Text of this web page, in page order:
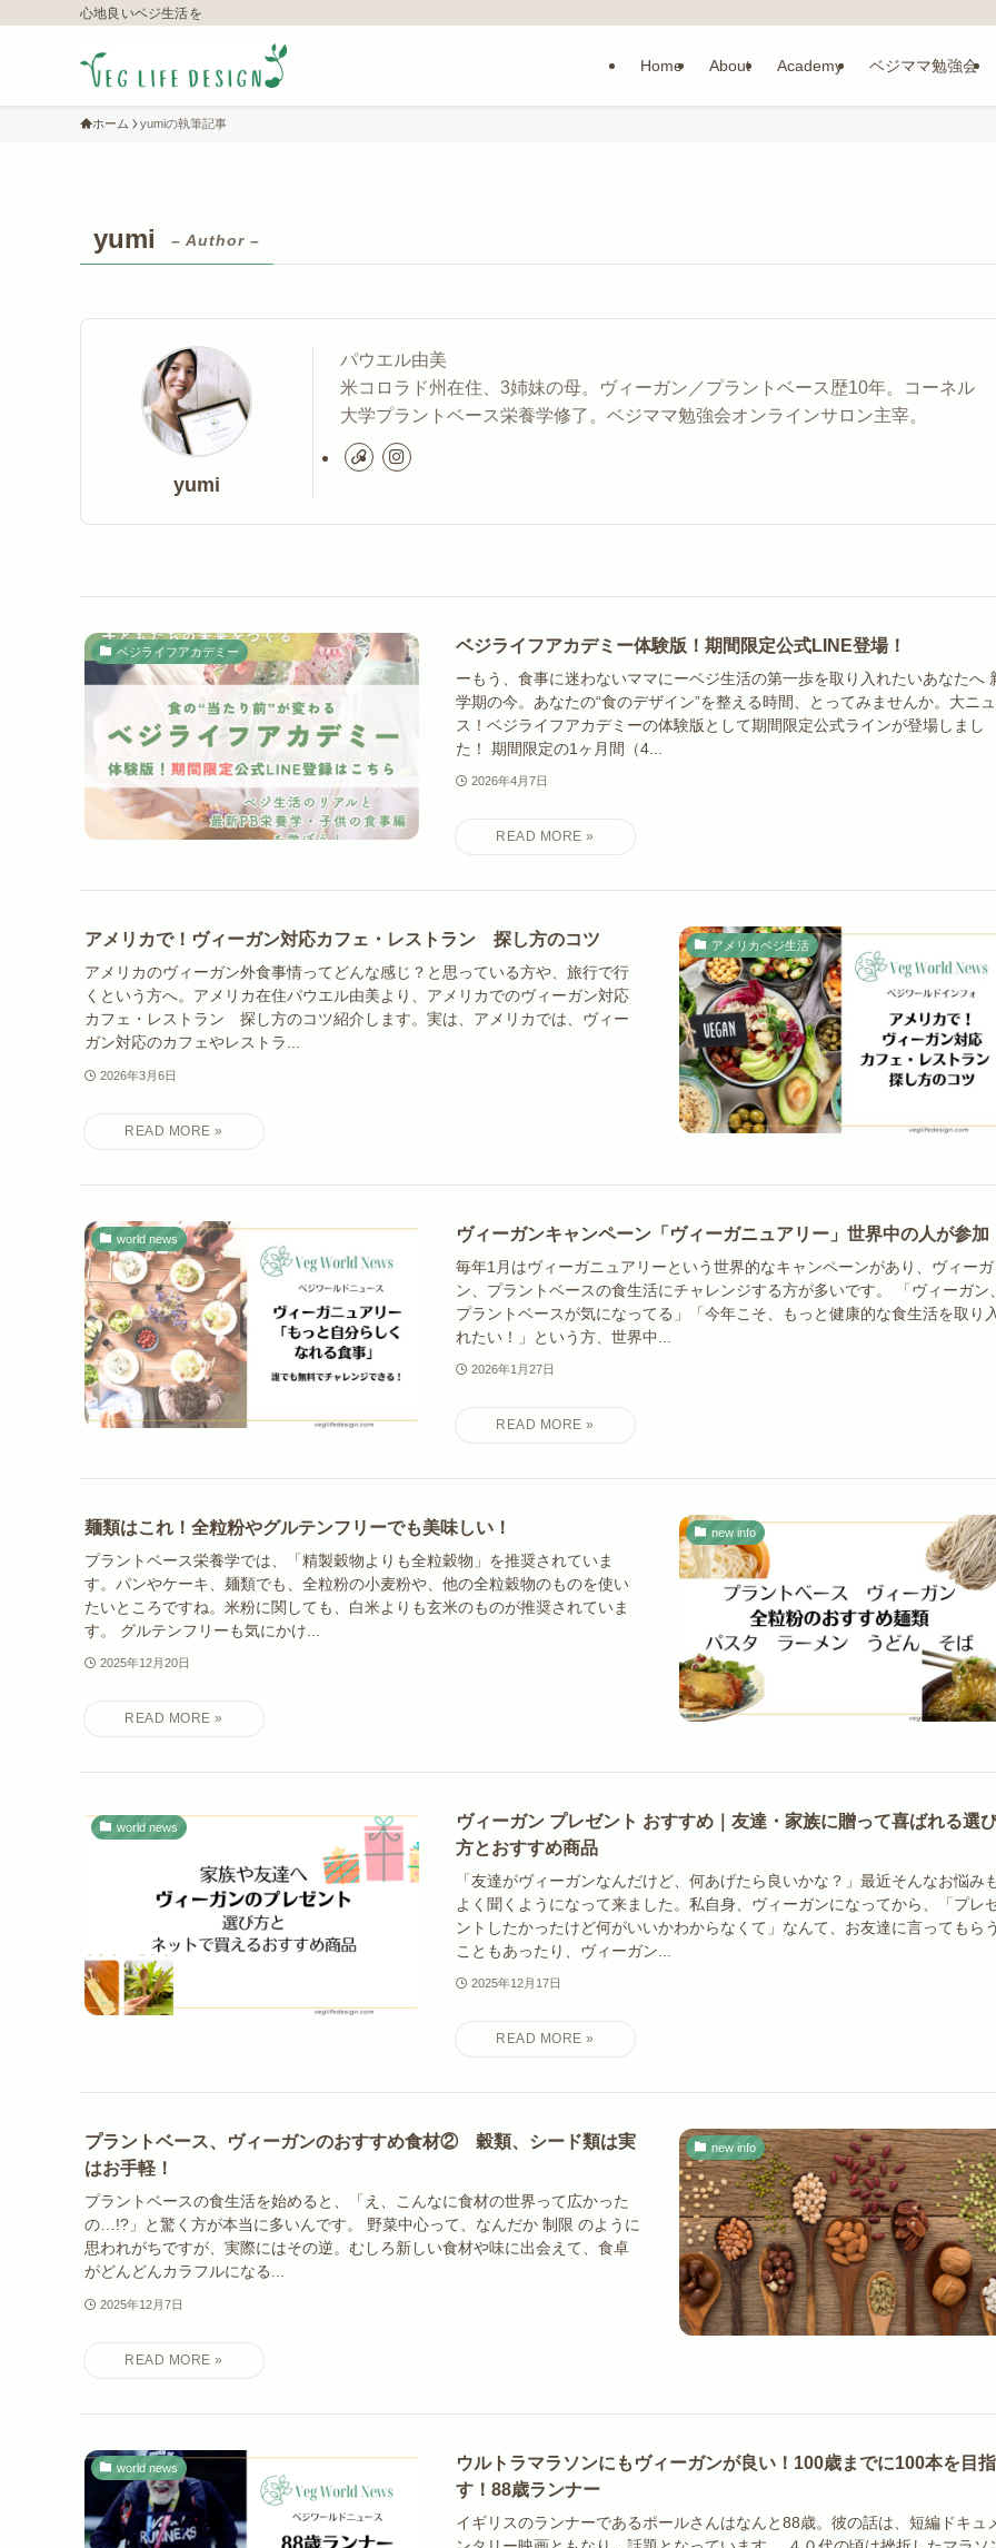
心地良いベジ生活を
Home About Academy ベジママ勉強会
ホーム yumiの執筆記事
yumi – Author –
yumi
パウエル由美
米コロラド州在住、3姉妹の母。ヴィーガン／プラントベース歴10年。コーネル
大学プラントベース栄養学修了。ベジママ勉強会オンラインサロン主宰。
ベジライフアカデミー ベジライフアカデミー体験版！期間限定公式LINE登場！
ーもう、食事に迷わないママにーベジ生活の第一歩を取り入れたいあなたへ
学期の今。あなたの“食のデザイン”を整える時間、とってみませんか。大ニ
ス！ベジライフアカデミーの体験版として期間限定公式ラインが登場しまし
た！ 期間限定の1ヶ月間（4...
2026年4月7日
アメリカベジ生活
アメリカで！ヴィーガン対応カフェ・レストラン 探し方のコツ
アメリカのヴィーガン外食事情ってどんな感じ？と思っている方や、旅行で行
くという方へ。アメリカ在住パウエル由美より、アメリカでのヴィーガン対応
カフェ・レストラン 探し方のコツ紹介します。実は、アメリカでは、ヴィー
ガン対応のカフェやレストラ...
2026年3月6日
world news ヴィーガンキャンペーン「ヴィーガニュアリー」世界中の人が参加
毎年1月はヴィーガニュアリーという世界的なキャンペーンがあり、ヴィーガ
ン、プラントベースの食生活にチャレンジする方が多いです。 「ヴィーガン、
プラントベースが気になってる」「今年こそ、もっと健康的な食生活を取り入
れたい！」という方、世界中...
2026年1月27日
new info
麺類はこれ！全粒粉やグルテンフリーでも美味しい！
プラントベース栄養学では、「精製穀物よりも全粒穀物」を推奨されていま
す。パンやケーキ、麺類でも、全粒粉の小麦粉や、他の全粒穀物のものを使い
たいところですね。米粉に関しても、白米よりも玄米のものが推奨されていま
す。 グルテンフリーも気にかけ...
2025年12月20日
world news
ヴィーガン プレゼント おすすめ｜友達・家族に贈って喜ばれる選
方とおすすめ商品
「友達がヴィーガンなんだけど、何あげたら良いかな？」最近そんなお悩み
よく聞くようになって来ました。私自身、ヴィーガンになってから、「プレ
ントしたかったけど何がいいかわからなくて」なんて、お友達に言ってもらう
こともあったり、ヴィーガン...
2025年12月17日
new info
プラントベース、ヴィーガンのおすすめ食材② 穀類、シード類は実
はお手軽！
プラントベースの食生活を始めると、「え、こんなに食材の世界って広かった
の…!?」と驚く方が本当に多いんです。 野菜中心って、なんだか 制限 のように
思われがちですが、実際にはその逆。むしろ新しい食材や味に出会えて、食卓
がどんどんカラフルになる...
2025年12月7日
world news
ウルトラマラソンにもヴィーガンが良い！100歳までに100本を目指
す！88歳ランナー
イギリスのランナーであるポールさんはなんと88歳。彼の話は、短編ドキュ